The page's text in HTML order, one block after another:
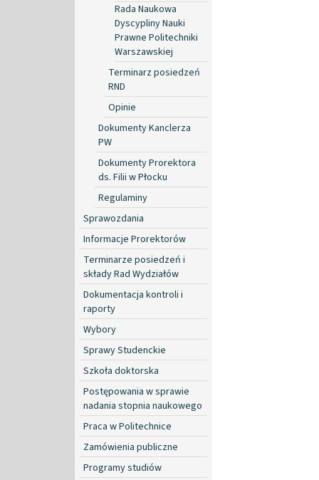
Rada Naukowa
Dyscypliny Nauki
Prawne Politechniki
Warszawskiej
Terminarz posiedzeń
RND
Opinie
Dokumenty Kanclerza
PW
Dokumenty Prorektora
ds. Filii w Płocku
Regulaminy
Sprawozdania
Informacje Prorektorów
Terminarze posiedzeń i
składy Rad Wydziałów
Dokumentacja kontroli i
raporty
Wybory
Sprawy Studenckie
Szkoła doktorska
Postępowania w sprawie
nadania stopnia naukowego
Praca w Politechnice
Zamówienia publiczne
Programy studiów